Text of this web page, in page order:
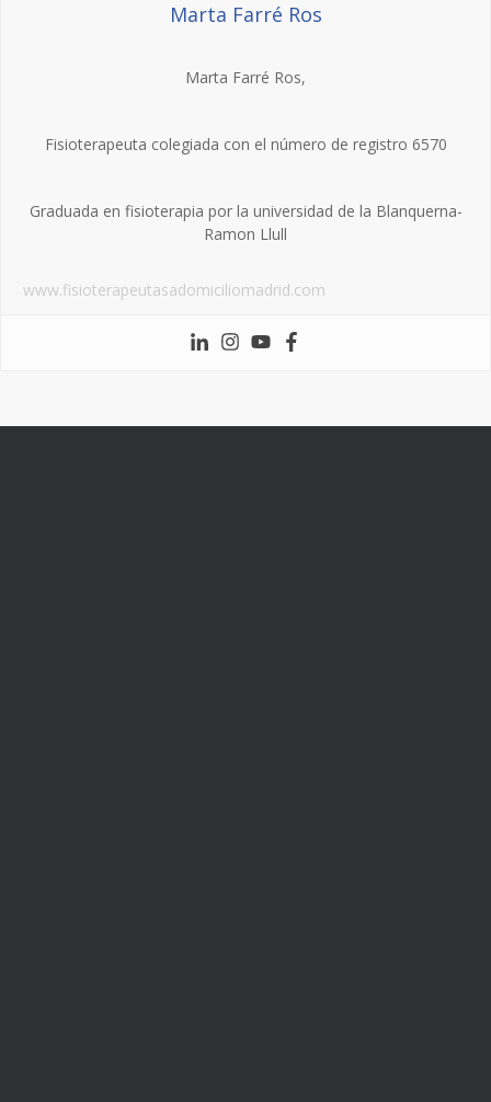
Marta Farré Ros
Marta Farré Ros,
Fisioterapeuta colegiada con el número de registro 6570
Graduada en fisioterapia por la universidad de la Blanquerna-
Ramon Llull
www.fisioterapeutasadomiciliomadrid.com